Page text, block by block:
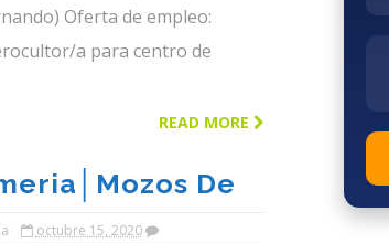
Oferta de empleo:
a para centro de
READ MORE
De
Almeria│el
octubre 15, 2020